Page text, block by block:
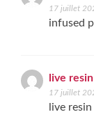
17 juillet
infused
live
17 juillet
live